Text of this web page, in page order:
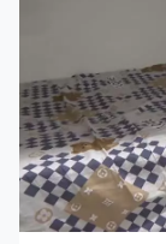
主席陳顯熹：
做五年，一年
六千元，除開
不算輕。」 他
證，進一步加
視乎市場情況
稱，以目前市
認證的複雜程